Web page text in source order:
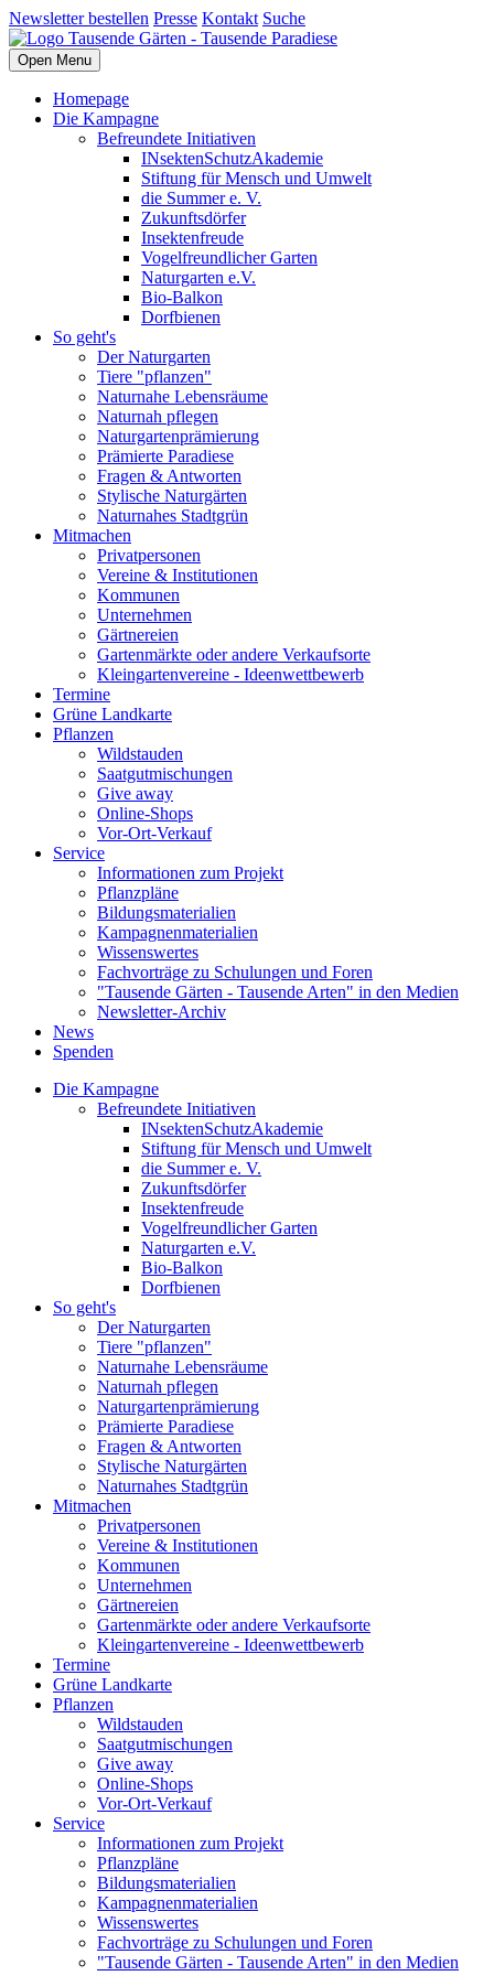
Newsletter bestellen Presse Kontakt Suche
Open Menu
Homepage
Die Kampagne
Befreundete Initiativen
INsektenSchutzAkademie
Stiftung für Mensch und Umwelt
die Summer e. V.
Zukunftsdörfer
Insektenfreude
Vogelfreundlicher Garten
Naturgarten e.V.
Bio-Balkon
Dorfbienen
So geht's
Der Naturgarten
Tiere "pflanzen"
Naturnahe Lebensräume
Naturnah pflegen
Naturgartenprämierung
Prämierte Paradiese
Fragen & Antworten
Stylische Naturgärten
Naturnahes Stadtgrün
Mitmachen
Privatpersonen
Vereine & Institutionen
Kommunen
Unternehmen
Gärtnereien
Gartenmärkte oder andere Verkaufsorte
Kleingartenvereine - Ideenwettbewerb
Termine
Grüne Landkarte
Pflanzen
Wildstauden
Saatgutmischungen
Give away
Online-Shops
Vor-Ort-Verkauf
Service
Informationen zum Projekt
Pflanzpläne
Bildungsmaterialien
Kampagnenmaterialien
Wissenswertes
Fachvorträge zu Schulungen und Foren
"Tausende Gärten - Tausende Arten" in den Medien
Newsletter-Archiv
News
Spenden
Die Kampagne
Befreundete Initiativen
INsektenSchutzAkademie
Stiftung für Mensch und Umwelt
die Summer e. V.
Zukunftsdörfer
Insektenfreude
Vogelfreundlicher Garten
Naturgarten e.V.
Bio-Balkon
Dorfbienen
So geht's
Der Naturgarten
Tiere "pflanzen"
Naturnahe Lebensräume
Naturnah pflegen
Naturgartenprämierung
Prämierte Paradiese
Fragen & Antworten
Stylische Naturgärten
Naturnahes Stadtgrün
Mitmachen
Privatpersonen
Vereine & Institutionen
Kommunen
Unternehmen
Gärtnereien
Gartenmärkte oder andere Verkaufsorte
Kleingartenvereine - Ideenwettbewerb
Termine
Grüne Landkarte
Pflanzen
Wildstauden
Saatgutmischungen
Give away
Online-Shops
Vor-Ort-Verkauf
Service
Informationen zum Projekt
Pflanzpläne
Bildungsmaterialien
Kampagnenmaterialien
Wissenswertes
Fachvorträge zu Schulungen und Foren
"Tausende Gärten - Tausende Arten" in den Medien